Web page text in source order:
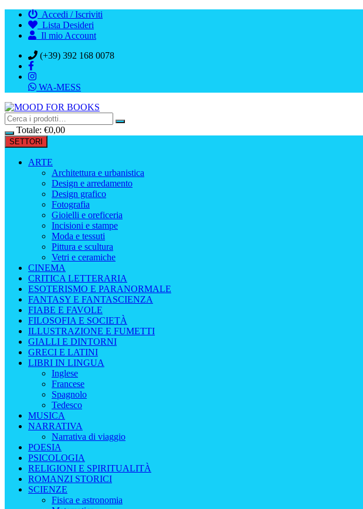
contenuto
Accedi / Iscriviti
Lista Desideri
Il mio Account
(+39) 392 168 0078
WA-MESS
Totale: €0,00
SETTORI
ARTE
Architettura e urbanistica
Design e arredamento
Design grafico
Fotografia
Gioielli e oreficeria
Incisioni e stampe
Moda e tessuti
Pittura e scultura
Vetri e ceramiche
CINEMA
CRITICA LETTERARIA
ESOTERISMO E PARANORMALE
FANTASY E FANTASCIENZA
FIABE E FAVOLE
FILOSOFIA E SOCIETÀ
ILLUSTRAZIONE E FUMETTI
GIALLI E DINTORNI
GRECI E LATINI
LIBRI IN LINGUA
Inglese
Francese
Spagnolo
Tedesco
MUSICA
NARRATIVA
Narrativa di viaggio
POESIA
PSICOLOGIA
RELIGIONI E SPIRITUALITÀ
ROMANZI STORICI
SCIENZE
Fisica e astronomia